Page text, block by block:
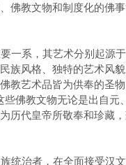
佛教文物和制度化的佛
一系，其艺术分别起源
族风格、独特的艺术风
教艺术品皆为供奉的圣
些佛教文物无论是出自
历代皇帝所敬奉和珍藏
统治者，在全面接受汉